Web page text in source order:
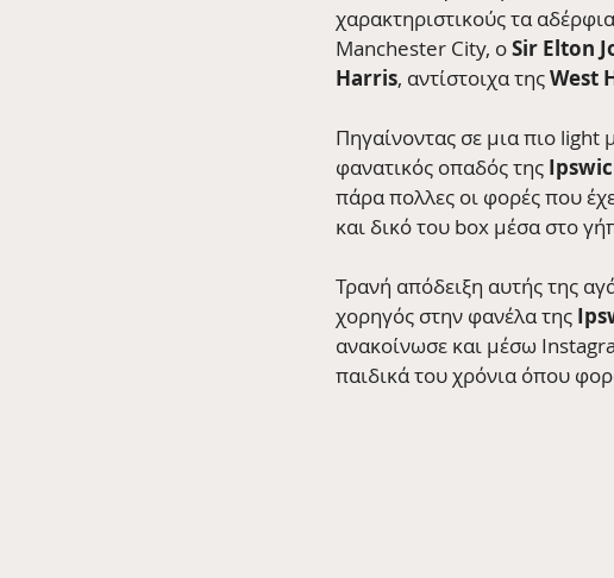
χαρακτηριστικούς τα
Manchester City, ο Sir Elton
Harris, αντίστοιχα της West
Πηγαίνοντας σε μια πιο
φανατικός οπαδός της
πάρα πολλες οι φορές που
και δικό του box μέσα στο
Τρανή απόδειξη αυτής της
χορηγός στην φανέλα της
ανακοίνωσε και μέσω
παιδικά του χρόνια όπου